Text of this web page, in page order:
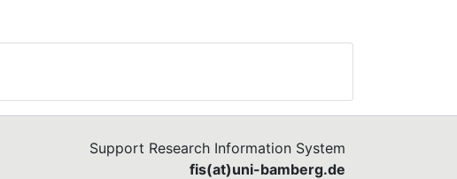
Support Research Information System
fis(at)uni-bamberg.de